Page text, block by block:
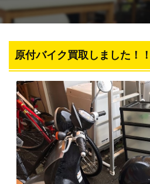
宮崎のエアコン買取の中古相場・高
宮崎のバイク・原付きの中古買取の相
宮崎の事務用品・店舗用品の買取に
買取のコツも！
宮崎の厨房用品・業務用什器の買取
宮崎の遺品整理・片づけ業務依頼に
原付バイク買取しました！